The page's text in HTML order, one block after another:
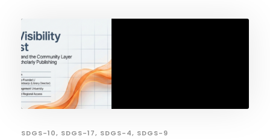
SDGS-10, SDGS-17, SDGS-4, SDGS-9